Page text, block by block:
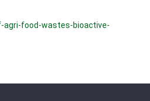
food-wastes-bioactive-